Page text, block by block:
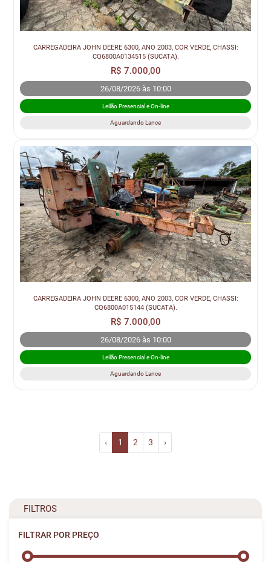
FILTROS
FILTRAR POR PREÇO
CARREGADEIRA JOHN DEERE 6300, ANO 2003, COR VERDE, CHASSI:
CQ6800A0134515 (SUCATA).
R$ 7.000,00
26/08/2026 às 10:00
Leilão Presencial e On-line
Aguardando Lance
CARREGADEIRA JOHN DEERE 6300, ANO 2003, COR VERDE, CHASSI:
CQ6800A015144 (SUCATA).
R$ 7.000,00
26/08/2026 às 10:00
Leilão Presencial e On-line
Aguardando Lance
‹ 1 2 3 ›